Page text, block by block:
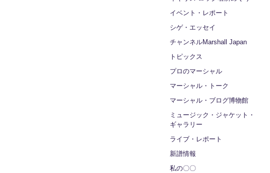
イベント・レポート
シゲ・エッセイ
チャンネルMarshall Japan
トピックス
プロのマーシャル
マーシャル・トーク
マーシャル・ブログ博物館
ミュージック・ジャケット・
ギャラリー
ライブ・レポート
新譜情報
私の〇〇